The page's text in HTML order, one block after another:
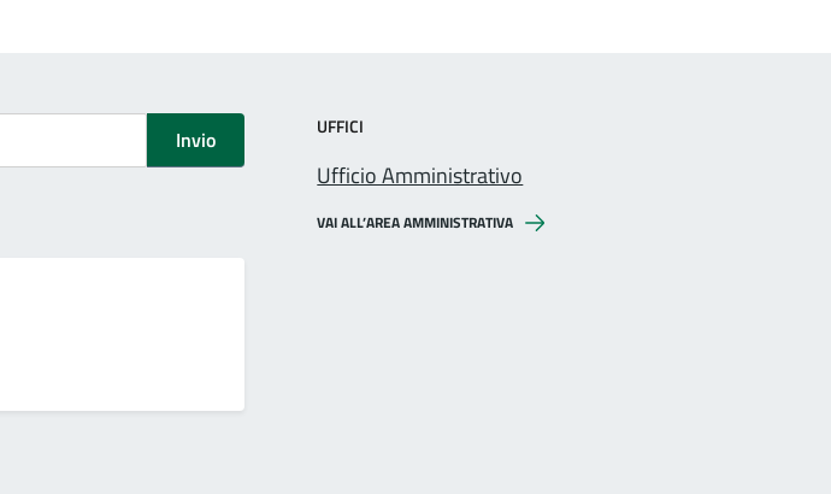
Invio UFFICI
Ufficio Amministrativo
VAI ALL’AREA AMMINISTRATIVA